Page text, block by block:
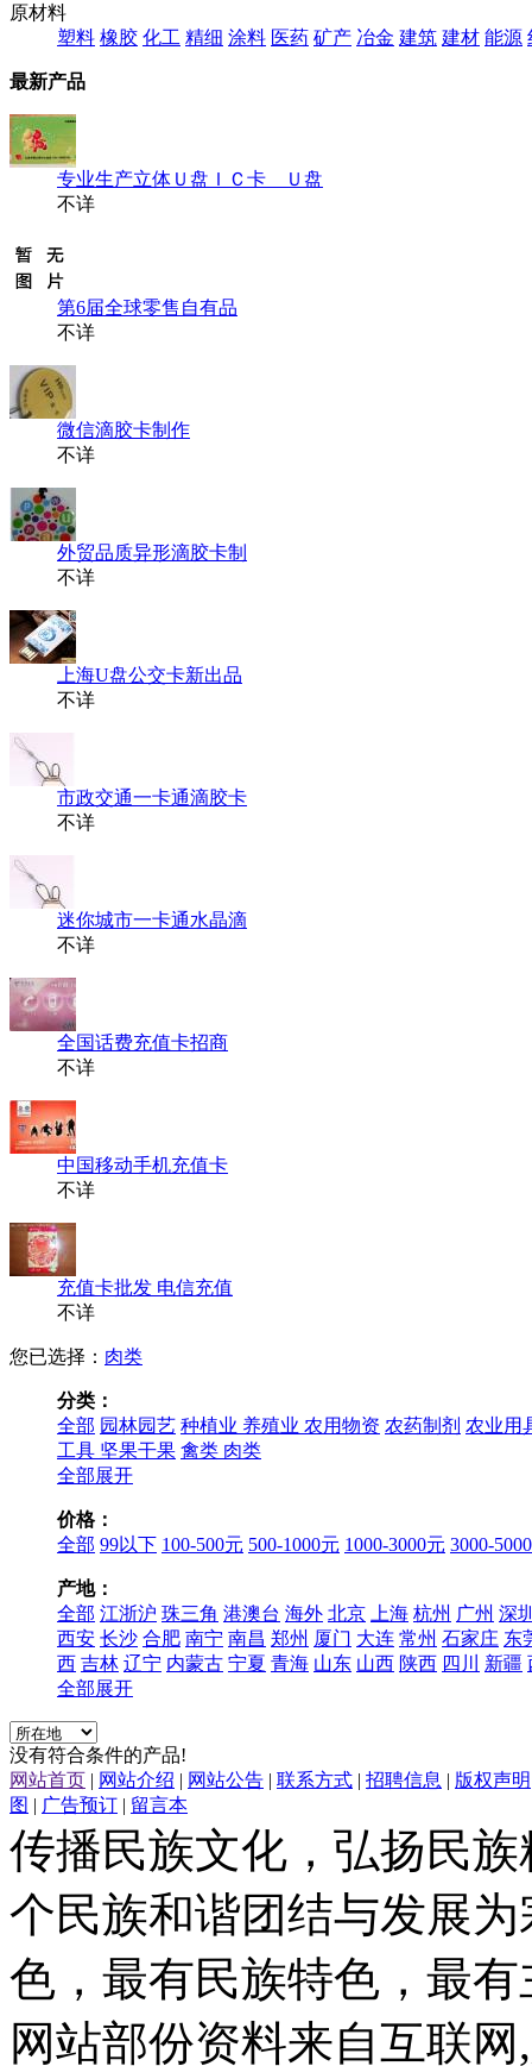
原材料
塑料 橡胶 化工 精细 涂料 医药 矿产 冶金 建筑 建材 能源
最新产品
专业生产立体Ｕ盘ＩＣ卡 Ｕ盘
不详
第6届全球零售自有品
不详
微信滴胶卡制作
不详
外贸品质异形滴胶卡制
不详
上海U盘公交卡新出品
不详
市政交通一卡通滴胶卡
不详
迷你城市一卡通水晶滴
不详
全国话费充值卡招商
不详
中国移动手机充值卡
不详
充值卡批发 电信充值
不详
您已选择： 肉类
分类：
全部 园林园艺 种植业 养殖业 农用物资 农药制剂 农业用
工具 坚果干果 禽类 肉类
全部展开
价格：
全部 99以下 100-500元 500-1000元 1000-3000元 3000-
产地：
全部 江浙沪 珠三角 港澳台 海外 北京 上海 杭州 广州 深
西安 长沙 合肥 南宁 南昌 郑州 厦门 大连 常州 石家庄 东
西 吉林 辽宁 内蒙古 宁夏 青海 山东 山西 陕西 四川 新疆
全部展开
没有符合条件的产品!
网站首页 | 网站介绍 | 网站公告 | 联系方式 | 招聘信息 | 版权声明
图 | 广告预订 | 留言本
传播民族文化，弘扬民
个民族和谐团结与发展
色，最有民族特色，最
网站部份资料来自互联